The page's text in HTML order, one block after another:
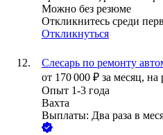
Можно без резюме
Откликнитесь среди
Откликнуться
Слесарь по ремонту
от 170 000 ₽ за месяц, на
Опыт 1-3 года
Вахта
Выплаты: Два раза в